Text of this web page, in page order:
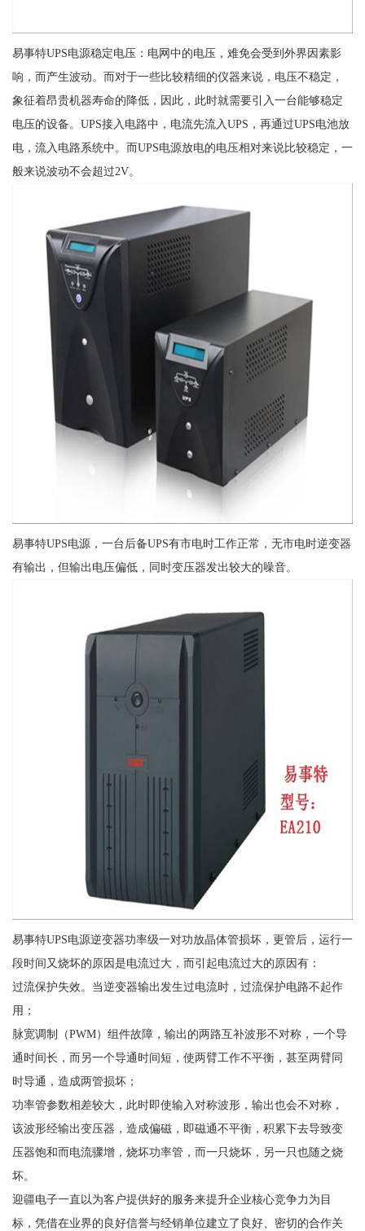
易事特UPS电源稳定电压：电网中的电压，难免会受到外界因素影
响，而产生波动。而对于一些比较精细的仪器来说，电压不稳定，
象征着昂贵机器寿命的降低，因此，此时就需要引入一台能够稳定
电压的设备。UPS接入电路中，电流先流入UPS，再通过UPS电池放
电，流入电路系统中。而UPS电源放电的电压相对来说比较稳定，一
般来说波动不会超过2V。
易事特UPS电源，一台后备UPS有市电时工作正常，无市电时逆变器
有输出，但输出电压偏低，同时变压器发出较大的噪音。
易事特UPS电源逆变器功率级一对功放晶体管损坏，更管后，运行一
段时间又烧坏的原因是电流过大，而引起电流过大的原因有：
过流保护失效。当逆变器输出发生过电流时，过流保护电路不起作
用；
脉宽调制（PWM）组件故障，输出的两路互补波形不对称，一个导
通时间长，而另一个导通时间短，使两臂工作不平衡，甚至两臂同
时导通，造成两管损坏；
功率管参数相差较大，此时即使输入对称波形，输出也会不对称，
该波形经输出变压器，造成偏磁，即磁通不平衡，积累下去导致变
压器饱和而电流骤增，烧坏功率管，而一只烧坏，另一只也随之烧
坏。
迎疆电子一直以为客户提供好的服务来提升企业核心竞争力为目
标，凭借在业界的良好信誉与经销单位建立了良好、密切的合作关